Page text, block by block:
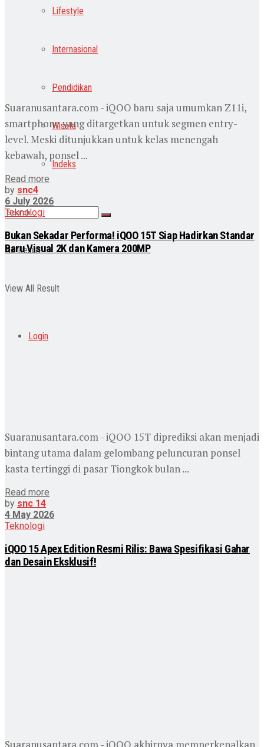
Lifestyle
Internasional
Pendidikan
Wisata
Indeks
No Result
View All Result
Login
Suaranusantara.com - iQOO baru saja umumkan Z11i,
smartphone yang ditargetkan untuk segmen entry-
level. Meski ditunjukkan untuk kelas menengah
kebawah, ponsel ...
Read more
by snc4
6 July 2026
Teknologi
Bukan Sekadar Performa! iQOO 15T Siap Hadirkan Standar
Baru Visual 2K dan Kamera 200MP
Suaranusantara.com - iQOO 15T diprediksi akan menjadi
bintang utama dalam gelombang peluncuran ponsel
kasta tertinggi di pasar Tiongkok bulan ...
Read more
by snc 14
4 May 2026
Teknologi
iQOO 15 Apex Edition Resmi Rilis: Bawa Spesifikasi Gahar
dan Desain Eksklusif!